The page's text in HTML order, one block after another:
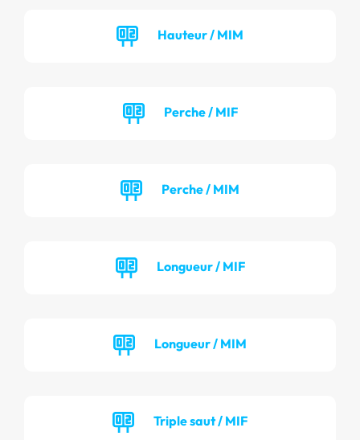
Hauteur / MIM
Perche / MIF
Perche / MIM
Longueur / MIF
Longueur / MIM
Triple saut / MIF